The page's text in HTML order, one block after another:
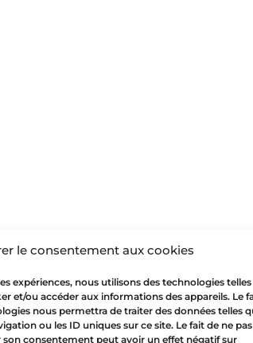
le consentement aux cookies
expériences, nous utilisons des technologies
et/ou accéder aux informations des appareils. Le
nous permettra de traiter des données telles
ou les ID uniques sur ce site. Le fait de ne pas
consentement peut avoir un effet négatif sur